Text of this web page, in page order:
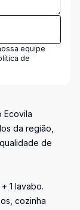
equipe
de
Ecovila
da região,
de
1 lavabo.
cozinha